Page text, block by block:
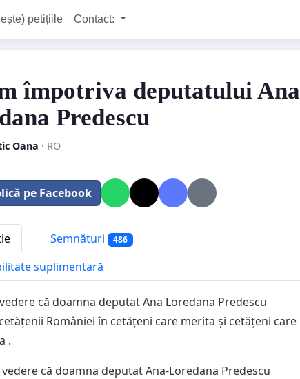
petițiile Contact:
împotriva deputatului Ana
Predescu
Oana · RO
pe Facebook
Semnături 486
suplimentară
că doamna deputat Ana Loredana Predescu
României în cetățeni care merita și cetățeni care
.
că doamna deputat Ana-Loredana Predescu